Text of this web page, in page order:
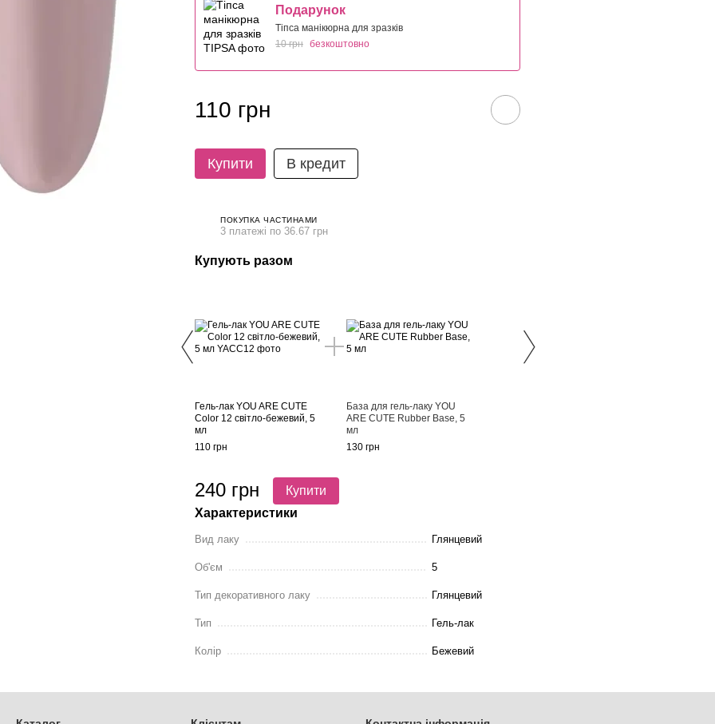
Подарунок
Тіпса манікюрна для зразків
10 грн безкоштовно
110 грн
Купити В кредит
ПОКУПКА ЧАСТИНАМИ
3 платежі по 36.67 грн
Купують разом
Гель-лак YOU ARE CUTE
Color 12 світло-бежевий, 5
мл
110 грн
База для гель-лаку YOU
ARE CUTE Rubber Base, 5
мл
130 грн
240 грн Купити
Характеристики
Вид лаку Глянцевий
Об'єм 5
Тип декоративного лаку Глянцевий
Тип Гель-лак
Колір Бежевий